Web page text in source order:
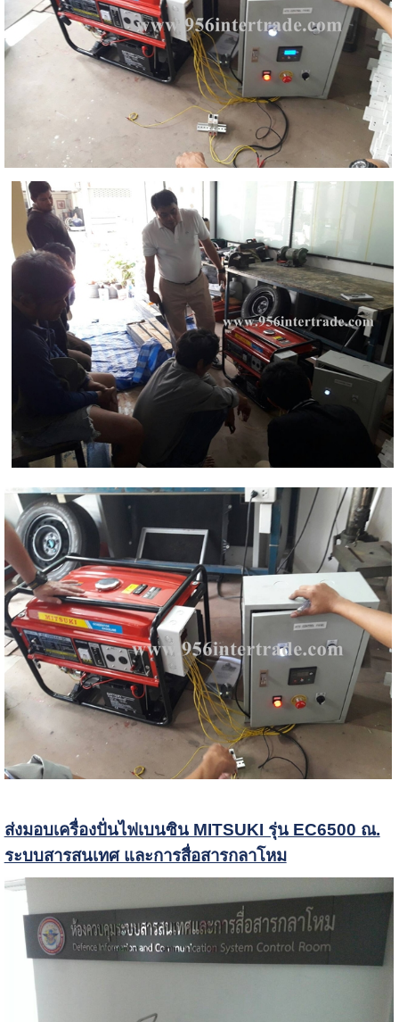
ส่งมอบเครื่องปั่นไฟเบนซิน MITSUKI รุ่น EC6500 ณ.
ระบบสารสนเทศ และการสื่อสารกลาโหม